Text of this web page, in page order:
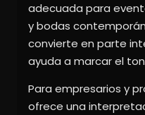
adecuada para
y bodas
convierte en parte
ayuda a marcar el
Para empresarios y
ofrece una